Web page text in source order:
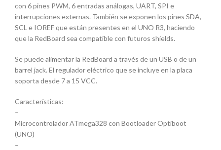
con 6 pines PWM, 6 entradas análogas, UART, SPI e
interrupciones externas. También se exponen los pines SDA,
SCL e IOREF que están presentes en el UNO R3, haciendo
que la RedBoard sea compatible con futuros shields.
Se puede alimentar la RedBoard a través de un USB o de un
barrel jack. El regulador eléctrico que se incluye en la placa
soporta desde 7 a 15 VCC.
Características:
–
Microcontrolador ATmega328 con Bootloader Optiboot
(UNO)
–